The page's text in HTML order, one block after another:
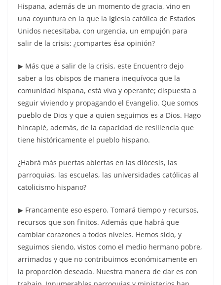
Hispana, además de un momento de gracia, vino en
una coyuntura en la que la Iglesia católica de Estados
Unidos necesitaba, con urgencia, un empujón para
salir de la crisis: ¿compartes ésa opinión?
▶ Más que a salir de la crisis, este Encuentro dejo
saber a los obispos de manera inequívoca que la
comunidad hispana, está viva y operante; dispuesta a
seguir viviendo y propagando el Evangelio. Que somos
pueblo de Dios y que a quien seguimos es a Dios. Hago
hincapié, además, de la capacidad de resiliencia que
tiene históricamente el pueblo hispano.
¿Habrá más puertas abiertas en las diócesis, las
parroquias, las escuelas, las universidades católicas al
catolicismo hispano?
▶ Francamente eso espero. Tomará tiempo y recursos,
recursos que son finitos. Además que habrá que
cambiar corazones a todos niveles. Hemos sido, y
seguimos siendo, vistos como el medio hermano pobre,
arrimados y que no contribuimos económicamente en
la proporción deseada. Nuestra manera de dar es con